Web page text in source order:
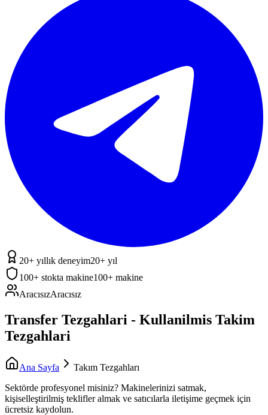
20+ yıllık deneyim20+ yıl
100+ stokta makine100+ makine
AracısızAracısız
Transfer Tezgahlari - Kullanilmis Takim
Tezgahlari
Ana Sayfa
Takım Tezgahları
Sektörde profesyonel misiniz? Makinelerinizi satmak,
kişiselleştirilmiş teklifler almak ve satıcılarla iletişime geçmek için
ücretsiz kaydolun.